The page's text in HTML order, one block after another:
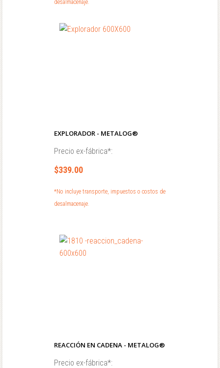
desalmacenaje.
EXPLORADOR - METALOG®
Precio ex-fábrica*:
$339.00
*No incluye transporte, impuestos o costos de
desalmacenaje.
REACCIÓN EN CADENA - METALOG®
Precio ex-fábrica*: